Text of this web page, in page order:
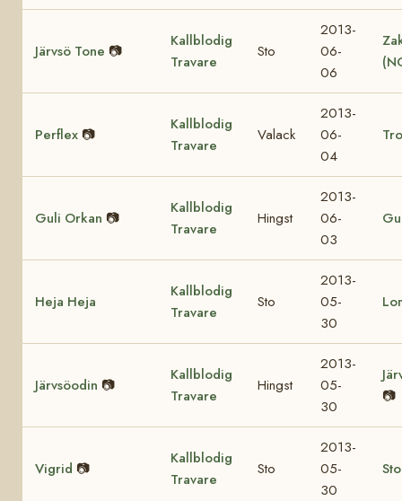
Järvsö Tone 📷
Kallblodig
Travare
Sto
2013-
06-
06
Perflex 📷
Kallblodig
Travare
Valack
2013-
06-
04
Guli Orkan 📷
Kallblodig
Travare
Hingst
2013-
06-
03
Heja Heja
Kallblodig
Travare
Sto
2013-
05-
30
Järvsöodin 📷
Kallblodig
Travare
Hingst
2013-
05-
30
📷
Vigrid 📷
Kallblodig
Travare
Sto
2013-
05-
30